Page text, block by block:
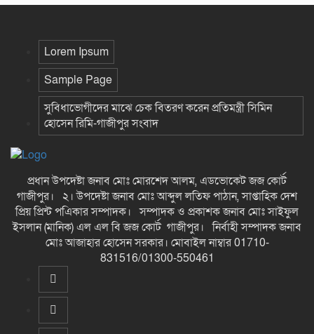
Lorem Ipsum
Sample Page
সুবিধাভোগীদের মাঝে চেক বিতরণ করেন প্রতিমন্ত্রী সিমিন
হোসেন রিমি-গাজীপুর সংবাদ
প্রধান উপদেষ্টা জনাব মোঃ মোরশেদ আলম, এডভোকেট জজ কোর্ট
গাজীপুর। ২। উপদেষ্টা জনাব মোঃ আব্দুল লতিফ পাঠান, সাপ্তাহিক দেশ
প্রিয় প্রিন্ট পএিকার সম্পাদক। সম্পাদক ও প্রকাশক জনাব মোঃ সাইফুল
ইসলান (মানিক) এল এল বি জজ কোর্ট গাজীপুর। নির্বাহী সম্পাদক জনাব
মোঃ আজাহার হোসেন সরকার। মোবাইল নাম্বার 01710-
831516/01300-550461